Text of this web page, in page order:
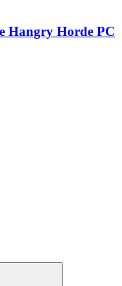
Hangry Horde PC